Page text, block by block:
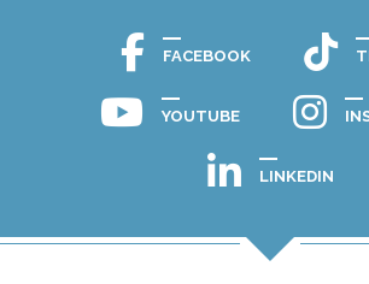
FACEBOOK
YOUTUBE
LINKEDIN